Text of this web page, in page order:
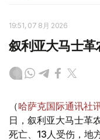
19:51, 07 8月 2026
叙利亚大马士革
（哈萨克国际通讯社
日，叙利亚大马士革
死亡、13人受伤，地